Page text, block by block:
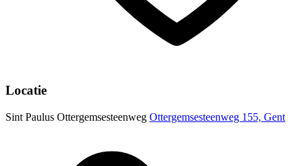
Locatie
Sint Paulus Ottergemsesteenweg Ottergemsesteenweg 155, Gent